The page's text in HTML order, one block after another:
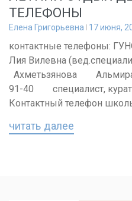
ТЕЛЕФОНЫ
Елена Григорьевна 17 июня,
контактные телефоны:
Лия Вилевна
Ахметьзянова Альмира
91-40 специалист,
Контактный телефон
читать далее